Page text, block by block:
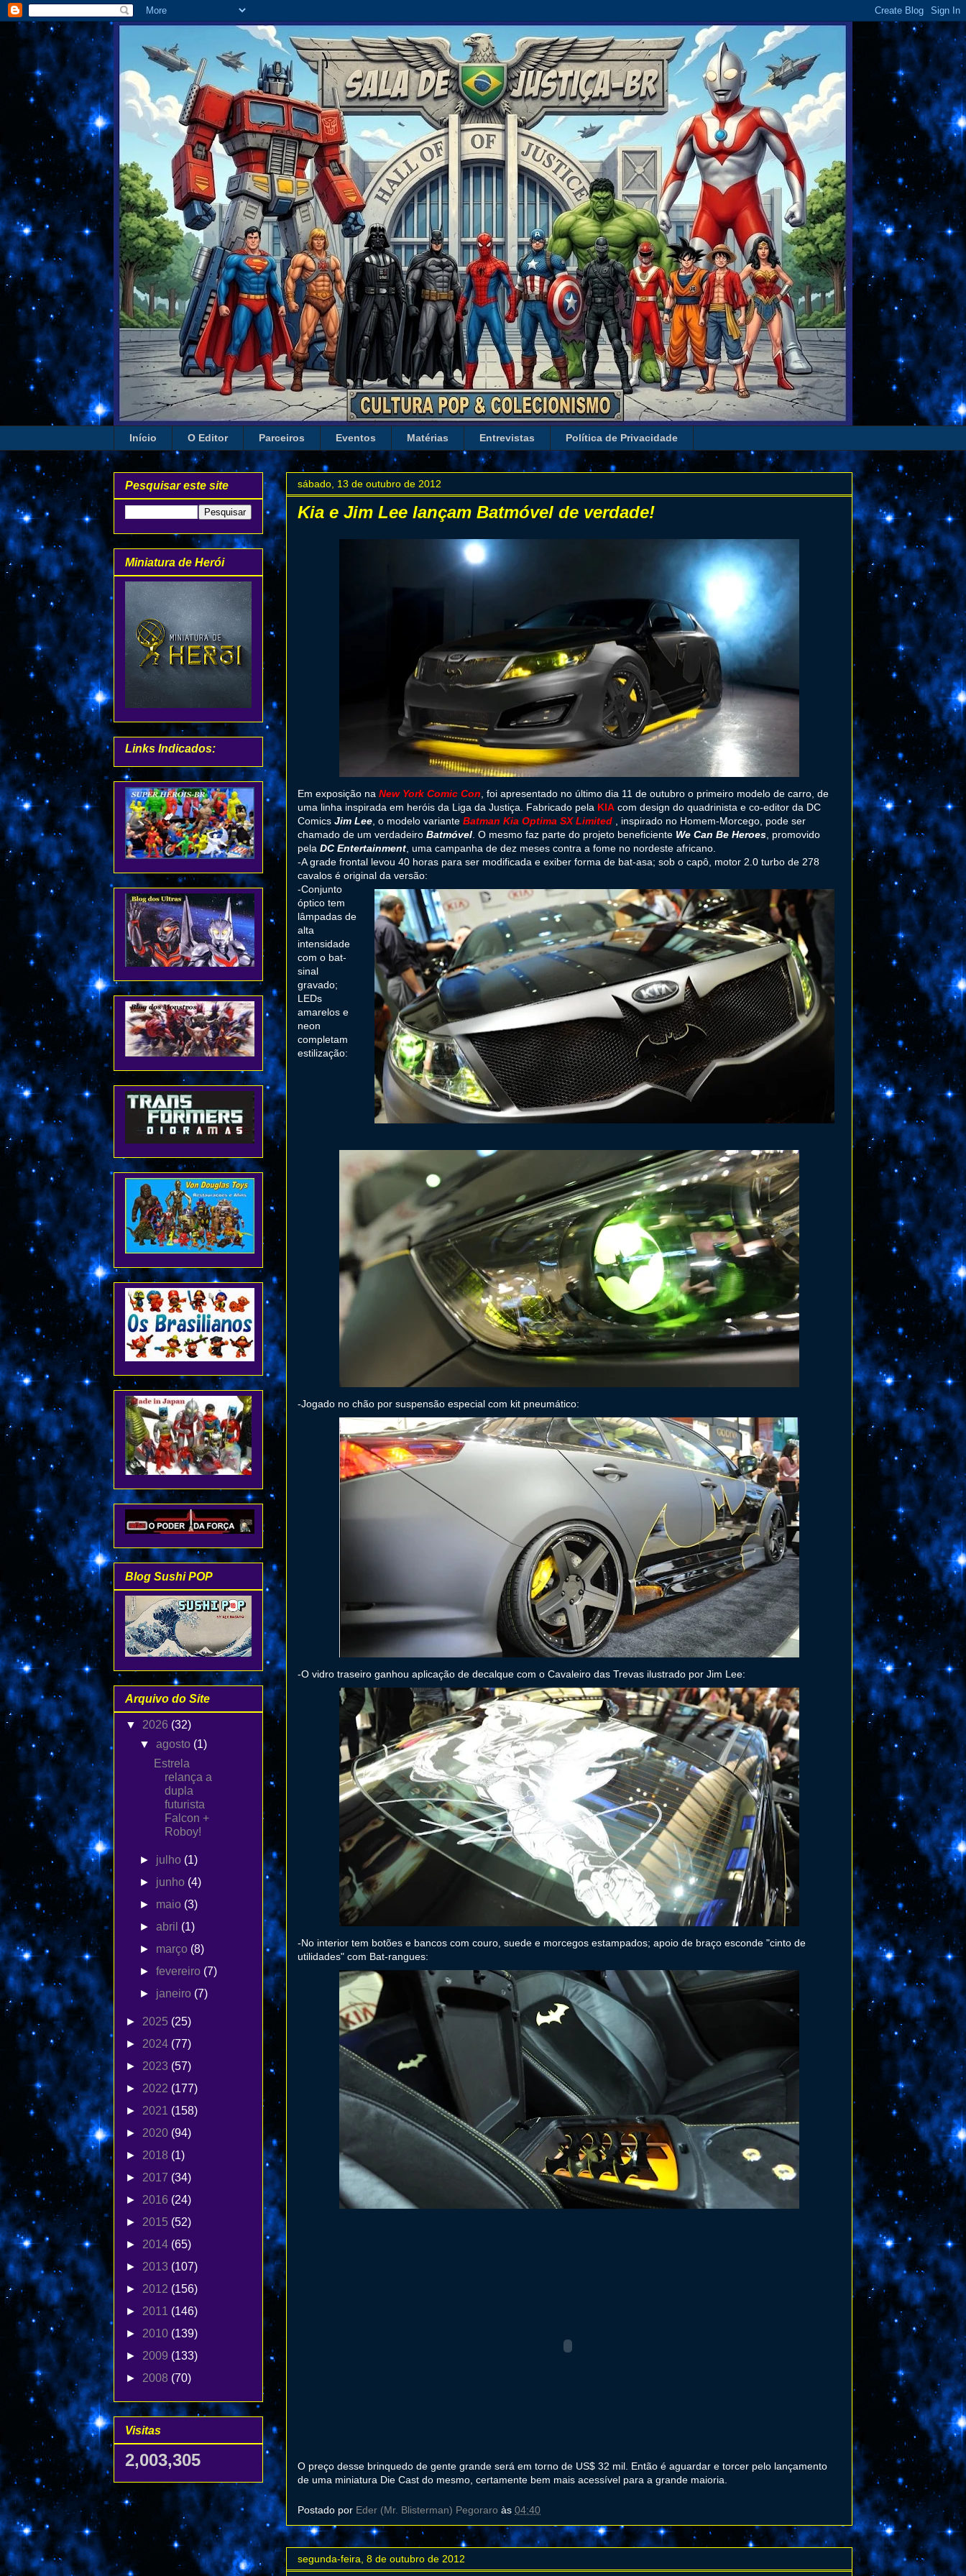
Início O Editor Parceiros Eventos Matérias Entrevistas Política de Privacidade
sábado, 13 de outubro de 2012
Kia e Jim Lee lançam Batmóvel de verdade!
Em exposição na New York Comic Con , foi apresentado no último dia 11 de outubro o primeiro modelo de carro, de
uma linha inspirada em heróis da Liga da Justiça. Fabricado pela KIA com design do quadrinista e co-editor da DC
Comics Jim Lee , o modelo variante Batman Kia Optima SX Limited , inspirado no Homem-Morcego, pode ser
chamado de um verdadeiro Batmóvel . O mesmo faz parte do projeto beneficiente We Can Be Heroes , promovido
pela DC Entertainment , uma campanha de dez meses contra a fome no nordeste africano.
-A grade frontal levou 40 horas para ser modificada e exiber forma de bat-asa; sob o capô, motor 2.0 turbo de 278
cavalos é original da versão:
-Conjunto
óptico tem
lâmpadas de
alta
intensidade
com o bat-
sinal
gravado;
LEDs
amarelos e
neon
completam
estilização:
-Jogado no chão por suspensão especial com kit pneumático:
-O vidro traseiro ganhou aplicação de decalque com o Cavaleiro das Trevas ilustrado por Jim Lee:
-No interior tem botões e bancos com couro, suede e morcegos estampados; apoio de braço esconde "cinto de
utilidades" com Bat-rangues:
O preço desse brinquedo de gente grande será em torno de US$ 32 mil. Então é aguardar e torcer pelo lançamento
de uma miniatura Die Cast do mesmo, certamente bem mais acessível para a grande maioria.
Postado por Eder (Mr. Blisterman) Pegoraro às 04:40
segunda-feira, 8 de outubro de 2012
Pesquisar este site
Miniatura de Herói
Links Indicados:
Blog Sushi POP
Arquivo do Site
▼ 2026 (32)
▼agosto (1)
Estrela
relança a
dupla
futurista
Falcon +
Roboy!
► julho (1)
► junho (4)
► maio (3)
►abril (1)
► março (8)
►fevereiro (7)
► janeiro (7)
► 2025 (25)
► 2024 (77)
► 2023 (57)
► 2022 (177)
► 2021 (158)
► 2020 (94)
► 2018 (1)
► 2017 (34)
► 2016 (24)
► 2015 (52)
► 2014 (65)
► 2013 (107)
► 2012 (156)
► 2011 (146)
► 2010 (139)
► 2009 (133)
► 2008 (70)
Visitas
2,003,305